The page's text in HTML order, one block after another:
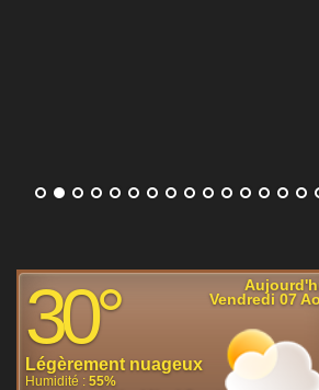
interrogées se sont plutôt montrées
nouvelle politique.
Sabalenka pas inquiétée au troisième
de Toronto, Svitolina et Anisimova se